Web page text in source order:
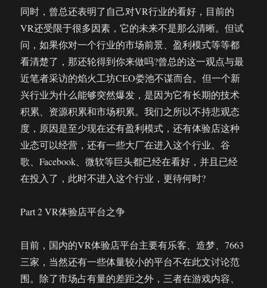
同时，曾总还表明了自己对VR行业的看好，目前的
VR还受限于很多因素，它的未来不是那么清晰。但试
问，如果你对一个行业的市场前景、盈利模式等等都
看清楚了，那还轮得到你来做吗?曾总的这一观点与最
近笔者采访的焰火工坊CEO娄池不谋而合。但一个新
兴行业为什么能够突然爆发，是因为它有长期的技术
积累、资源积累和市场积累。我们之所以不持悲观态
度，原因是至少现在还有盈利模式，还有体验店这种
业态可以经营，还有一些大厂在进入这个行业。谷
歌、Facebook、微软等巨头都已经在看好，并且已经
在投入了，此时不进入这个行业，更待何时?
Part 2 VR体验店平台之争
目前，国内的VR体验店平台主要有乐客、造梦、7663
三家，当然还有一些体量较小的平台不在此文讨论范
围。除了市场占有量的差距之外，三者在游戏内容、